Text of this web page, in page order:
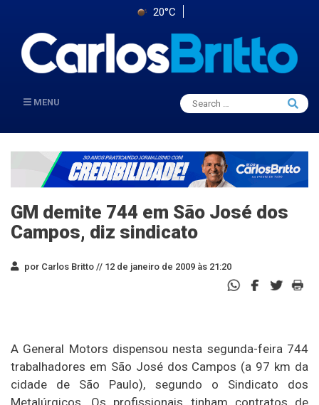
20°C
MENU
Search
for:
Search
GM demite 744 em São José dos
Campos, diz sindicato
por Carlos Britto // 12 de janeiro de 2009 às 21:20
A General Motors dispensou nesta segunda-feira 744
trabalhadores em São José dos Campos (a 97 km da
cidade de São Paulo), segundo o Sindicato dos